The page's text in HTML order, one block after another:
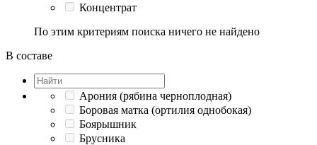
Концентрат
По этим критериям поиска ничего не найдено
В составе
Арония (рябина черноплодная)
Боровая матка (ортилия однобокая)
Боярышник
Брусника